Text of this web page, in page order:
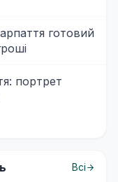
готовий
портрет
Всі